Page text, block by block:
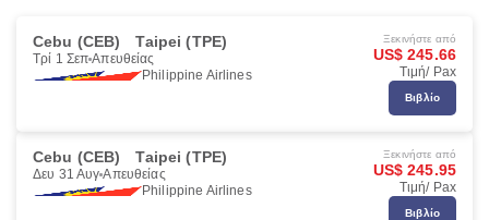
Cebu (CEB) Taipei (TPE)
Τρί 1 Σεπ Απευθείας
Philippine Airlines
Ξεκινήστε από
US$ 245.66
Τιμή/ Pax
Βιβλίο
Cebu (CEB) Taipei (TPE)
Δευ 31 Αυγ Απευθείας
Philippine Airlines
Ξεκινήστε από
US$ 245.95
Τιμή/ Pax
Βιβλίο